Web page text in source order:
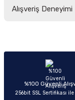
yetersiz gördüğünüz
Ürün
Ürün bilgilerinde
Ürün fiyatı diğer
Alışveriş Deneyimi
%100 Güvenli
256bit SSL Sertifikası